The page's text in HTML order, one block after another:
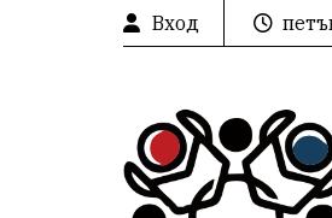
Вход